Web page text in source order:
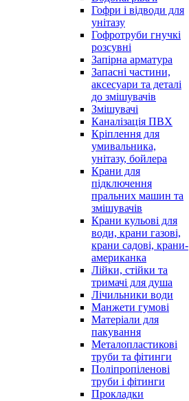
Гофри і відводи для
унітазу
Гофротруби гнучкі
розсувні
Запірна арматура
Запасні частини,
аксесуари та деталі
до змішувачів
Змішувачі
Каналізація ПВХ
Кріплення для
умивальника,
унітазу, бойлера
Крани для
підключення
пральних машин та
змішувачів
Крани кульові для
води, крани газові,
крани садові, крани-
американка
Лійки, стійки та
тримачі для душа
Лічильники води
Манжети гумові
Матеріали для
пакування
Металопластикові
труби та фітинги
Поліпропіленові
труби і фітинги
Прокладки